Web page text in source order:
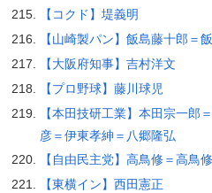
【コクド】堤義明
【山崎製パン】飯島藤十郎＝
【大阪府知事】吉村洋文
【プロ野球】藤川球児
【本田技研工業】本田宗一郎
彦＝伊東孝紳＝八郷隆弘
【自由民主党】高鳥修＝高鳥
【東横イン】西田憲正